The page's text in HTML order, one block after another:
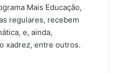
Mais Educação,
regulares, recebem
e, ainda,
xadrez, entre outros.